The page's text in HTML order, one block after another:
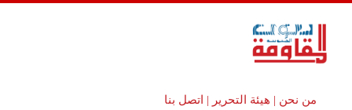
من نحن | هيئة التحرير | اتصل بنا